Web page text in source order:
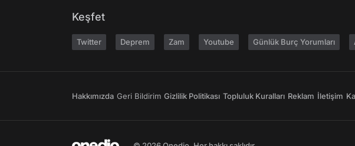
Keşfet
Twitter Deprem Zam Youtube Günlük Burç Yorumları
Hakkımızda Geri Bildirim Gizlilik Politikası Topluluk Kuralları Reklam İletişim